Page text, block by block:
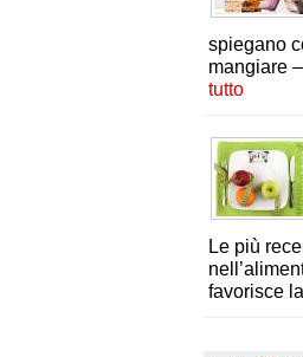
spiegano
mangiare
tutto
Le più
favorisce